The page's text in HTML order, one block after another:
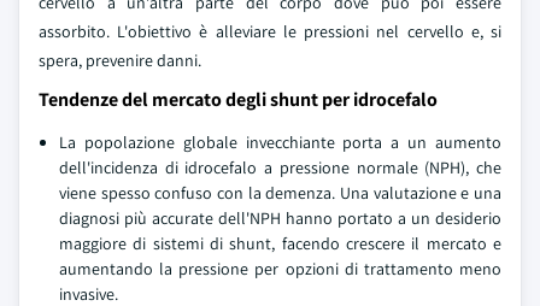
assorbito. L'obiettivo è alleviare le pressioni nel cervello e, si
spera, prevenire danni.
Tendenze del mercato degli shunt per idrocefalo
La popolazione globale invecchiante porta a un aumento
dell'incidenza di idrocefalo a pressione normale (NPH), che
viene spesso confuso con la demenza. Una valutazione e una
diagnosi più accurate dell'NPH hanno portato a un desiderio
maggiore di sistemi di shunt, facendo crescere il mercato e
aumentando la pressione per opzioni di trattamento meno
invasive.